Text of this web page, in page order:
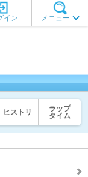
メニュー
イン
ヒストリ
ラップ
タイム